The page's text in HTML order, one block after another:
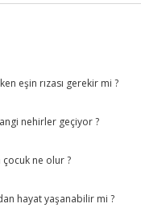
eşin rızası gerekir mi ?
nehirler geçiyor ?
çocuk ne olur ?
hayat yaşanabilir mi ?